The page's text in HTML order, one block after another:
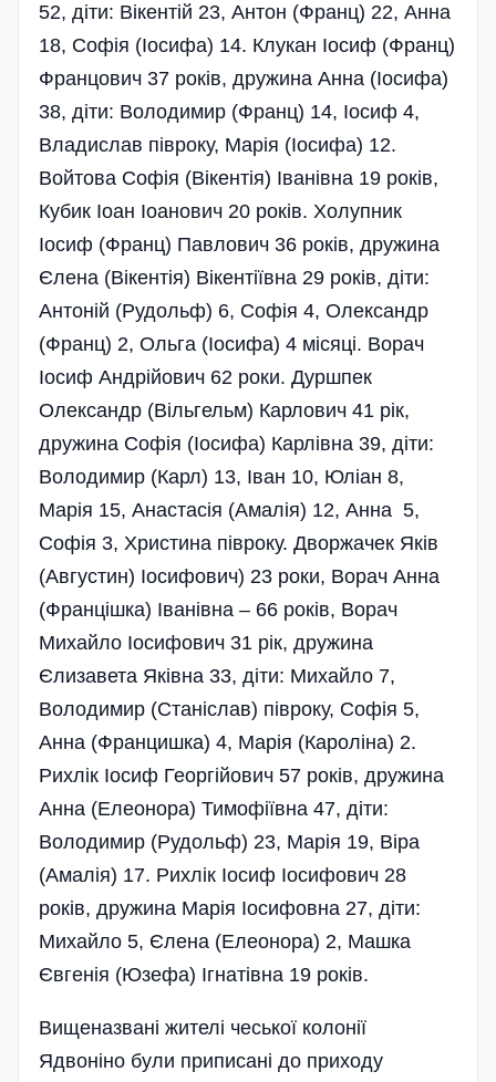
52, діти: Вікентій 23, Антон (Франц) 22, Анна
18, Софія (Іосифа) 14. Клукан Іосиф (Франц)
Францович 37 років, дружина Анна (Іосифа)
38, діти: Володимир (Франц) 14, Іосиф 4,
Владислав півроку, Марія (Іосифа) 12.
Войтова Софія (Вікентія) Іванівна 19 років,
Кубик Іоан Іоанович 20 років. Холупник
Іосиф (Франц) Павлович 36 років, дружина
Єлена (Вікентія) Вікентіївна 29 років, діти:
Антоній (Рудольф) 6, Софія 4, Олександр
(Франц) 2, Ольга (Іосифа) 4 місяці. Ворач
Іосиф Андрійович 62 роки. Дуршпек
Олександр (Вільгельм) Карлович 41 рік,
дружина Софія (Іосифа) Карлівна 39, діти:
Володимир (Карл) 13, Іван 10, Юліан 8,
Марія 15, Анастасія (Амалія) 12, Анна 5,
Софія 3, Христина півроку. Дворжачек Яків
(Августин) Іосифович) 23 роки, Ворач Анна
(Францішка) Іванівна – 66 років, Ворач
Михайло Іосифович 31 рік, дружина
Єлизавета Яківна 33, діти: Михайло 7,
Володимир (Станіслав) півроку, Софія 5,
Анна (Францишка) 4, Марія (Кароліна) 2.
Рихлік Іосиф Георгійович 57 років, дружина
Анна (Елеонора) Тимофіївна 47, діти:
Володимир (Рудольф) 23, Марія 19, Віра
(Амалія) 17. Рихлік Іосиф Іосифович 28
років, дружина Марія Іосифовна 27, діти:
Михайло 5, Єлена (Елеонора) 2, Машка
Євгенія (Юзефа) Ігнатівна 19 років.
Вищеназвані жителі чеської колонії
Ядвоніно були приписані до приходу